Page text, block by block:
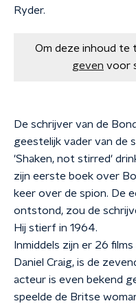
Ryder.
Om deze inhoud te
geven voor
De schrijver van de
geestelijk vader van de
'Shaken, not stirred'
zijn eerste boek over
keer over de spion. De
ontstond, zou de
Hij stierf in 1964.
Inmiddels zijn er 26
Daniel Craig, is de
acteur is even bekend
speelde de Britse